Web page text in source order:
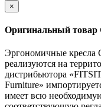
×
Оригинальный
Эргономичные
реализуются на
дистрибьютора
Furniture»
имеет всю